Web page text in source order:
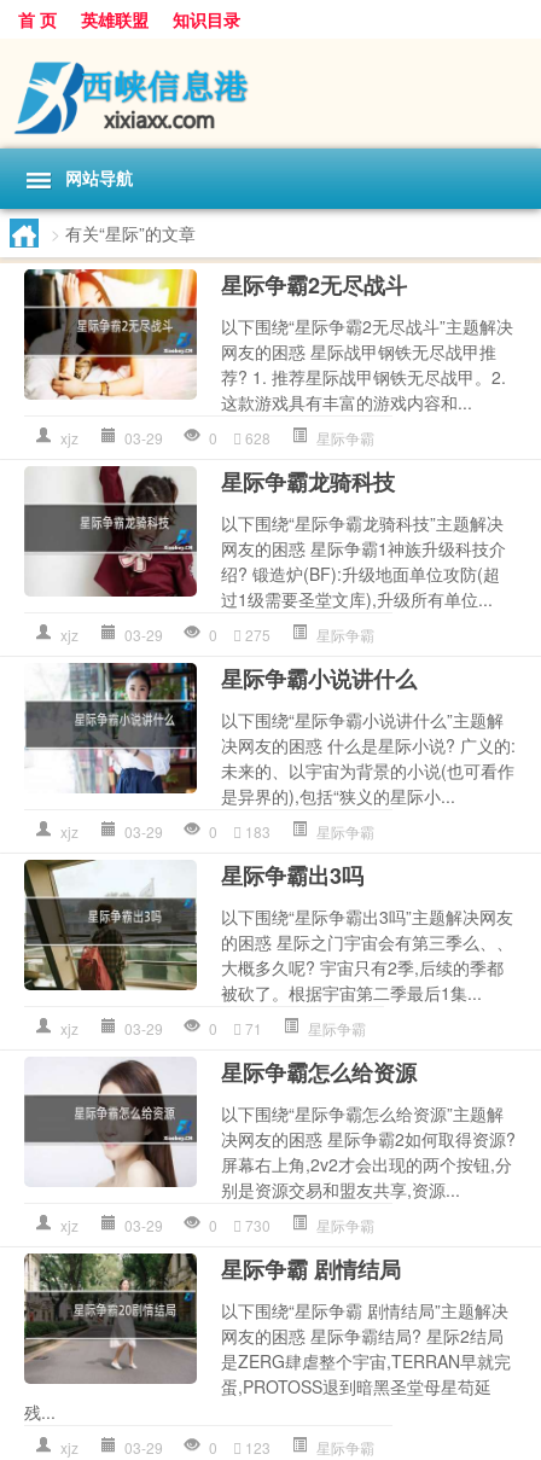
首 页 英雄联盟 知识目录
网站导航
> 有关“星际”的文章
星际争霸2无尽战斗
以下围绕“星际争霸2无尽战斗”主题解决
网友的困惑 星际战甲钢铁无尽战甲推
荐? 1. 推荐星际战甲钢铁无尽战甲。2.
这款游戏具有丰富的游戏内容和...
xjz 03-29 0 628 星际争霸
星际争霸龙骑科技
以下围绕“星际争霸龙骑科技”主题解决
网友的困惑 星际争霸1神族升级科技介
绍? 锻造炉(BF):升级地面单位攻防(超
过1级需要圣堂文库),升级所有单位...
xjz 03-29 0 275 星际争霸
星际争霸小说讲什么
以下围绕“星际争霸小说讲什么”主题解
决网友的困惑 什么是星际小说? 广义的:
未来的、以宇宙为背景的小说(也可看作
是异界的),包括“狭义的星际小...
xjz 03-29 0 183 星际争霸
星际争霸出3吗
以下围绕“星际争霸出3吗”主题解决网友
的困惑 星际之门宇宙会有第三季么、、
大概多久呢? 宇宙只有2季,后续的季都
被砍了。根据宇宙第二季最后1集...
xjz 03-29 0 71 星际争霸
星际争霸怎么给资源
以下围绕“星际争霸怎么给资源”主题解
决网友的困惑 星际争霸2如何取得资源?
屏幕右上角,2v2才会出现的两个按钮,分
别是资源交易和盟友共享,资源...
xjz 03-29 0 730 星际争霸
星际争霸 剧情结局
以下围绕“星际争霸 剧情结局”主题解决
网友的困惑 星际争霸结局? 星际2结局
是ZERG肆虐整个宇宙,TERRAN早就完
蛋,PROTOSS退到暗黑圣堂母星苟延
残...
xjz 03-29 0 123 星际争霸